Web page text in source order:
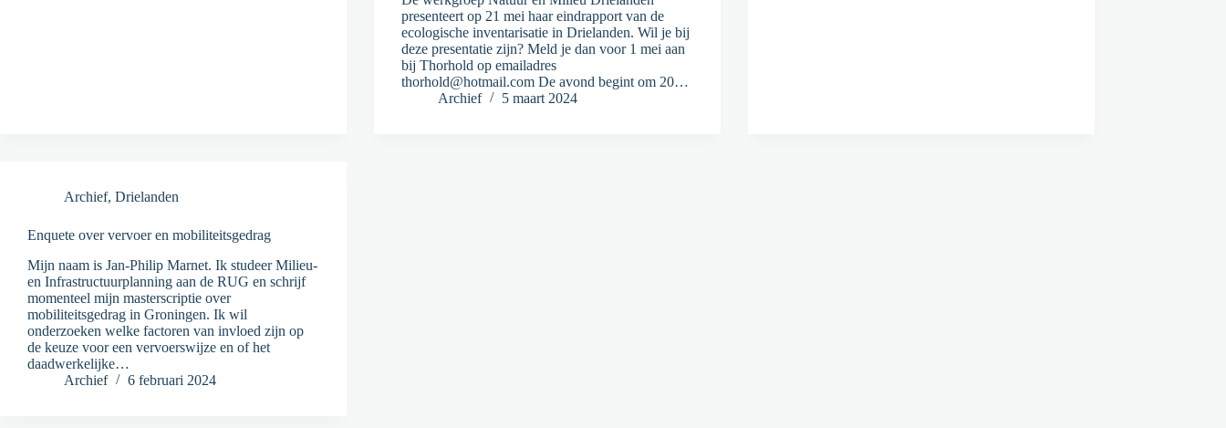
presenteert op 21 mei haar eindrapport van de
ecologische inventarisatie in Drielanden. Wil je bij
deze presentatie zijn? Meld je dan voor 1 mei aan
bij Thorhold op emailadres
thorhold@hotmail.com De avond begint om 20…
Archief
5 maart 2024
Archief, Drielanden
Enquete over vervoer en mobiliteitsgedrag
Mijn naam is Jan-Philip Marnet. Ik studeer Milieu-
en Infrastructuurplanning aan de RUG en schrijf
momenteel mijn masterscriptie over
mobiliteitsgedrag in Groningen. Ik wil
onderzoeken welke factoren van invloed zijn op
de keuze voor een vervoerswijze en of het
daadwerkelijke…
Archief
6 februari 2024